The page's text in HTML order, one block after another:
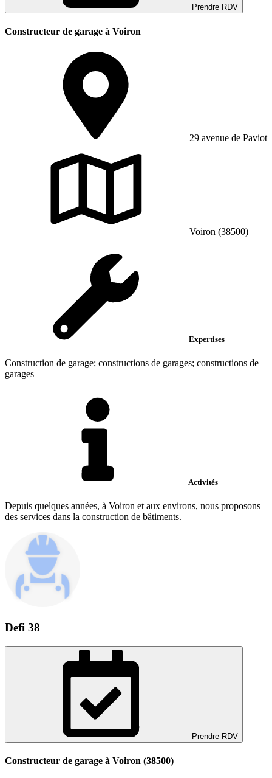
Prendre RDV
Constructeur de garage à Voiron
29 avenue de Paviot
Voiron (38500)
Expertises
Construction de garage; constructions de garages; constructions de
garages
Activités
Depuis quelques années, à Voiron et aux environs, nous proposons
des services dans la construction de bâtiments.
Defi 38
Prendre RDV
Constructeur de garage à Voiron (38500)